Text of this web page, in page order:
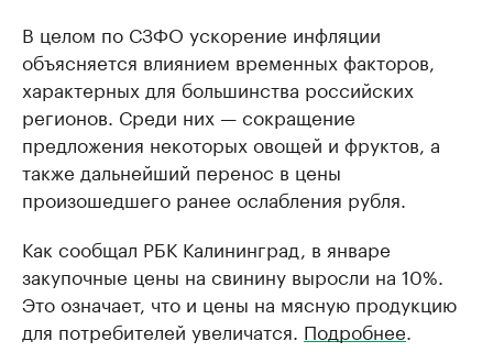
В целом по СЗФО ускорение инфляции
объясняется влиянием временных факторов,
характерных для большинства российских
регионов. Среди них — сокращение
предложения некоторых овощей и фруктов, а
также дальнейший перенос в цены
произошедшего ранее ослабления рубля.
Как сообщал РБК Калининград, в январе
закупочные цены на свинину выросли на 10%.
Это означает, что и цены на мясную продукцию
для потребителей увеличатся. Подробнее.